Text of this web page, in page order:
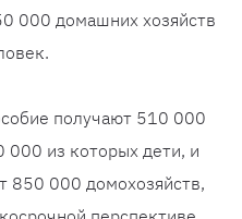
000 домашних хозяйств
получают 510 000
из которых дети, и
850 000 домохозяйств,